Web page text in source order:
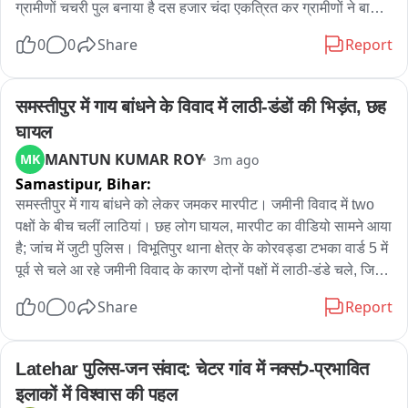
ग्रामीणों चचरी पुल बनाया है दस हजार चंदा एकत्रित कर ग्रामीणों ने बास
मुकेंद्र यादव ने बताया कि हर साल गंडक नदी का जल स्तर बढ़ने से ग्रामीण
सहयोग से चाचरी पुल का निर्माण किया है दस हजार चंदा एकत्रित कर
श्रमदान से चाचरी पुल बनाया गया है गंडक नदी के जल स्तर बढ़ने से सड़क
पर जल जमाव हो गया है
0 0 Share Report
समस्तीपुर में गाय बांधने के विवाद में लाठी-डंडों की भिड़ंत, छह
घायल
MK MANTUN KUMAR ROY 3m ago
Samastipur, Bihar:
समस्तीपुर में गाय बांधने को लेकर जमकर मारपीट। जमीनी विवाद में two
पक्षों के बीच चलीं लाठियां। छह लोग घायल, मारपीट का वीडियो सामने आया
है; जांच में जुटी पुलिस। विभूतिपुर थाना क्षेत्र के कोरवड्डा टभका वार्ड 5 में
पूर्व से चले आ रहे जमीनी विवाद के कारण दोनों पक्षों में लाठी-डंडे चले, जिसमें
जिसमें दोनों पक्षों के बीच लाठी-डंडे से मारपीट करते दिख रहे हैं। हालात को
भेज दिया गया। घायल की पहचान सोनू कुमार, मंजू देवी, आरती कुमारी,
सुनीता देवी, श्रवण कुमार और नागेश्वर महतो के रूप में हुई है। घायल
नागेश्वर महतो बताते हैं कि गाय बांधने को लेकर विवाद हुआ था; दूसरे पक्ष का
0 0 Share Report
Latehar पुलिस-जन संवाद: चेटर गांव में नक्सל-प्रभावित
इलाकों में विश्वास की पहल